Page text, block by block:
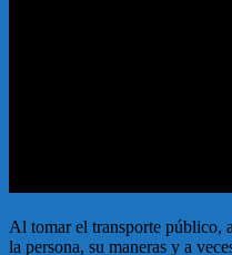
Al tomar el transporte público,
la persona, su maneras y a